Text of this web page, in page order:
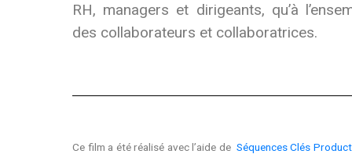
RH, managers et dirigeants, qu’à
des collaborateurs et collaboratrices.
Ce film a été réalisé avec l’aide de Séquences Clés